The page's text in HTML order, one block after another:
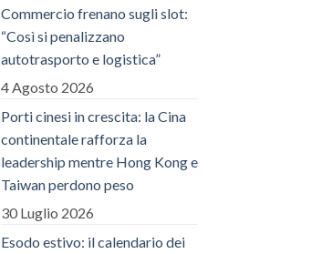
Commercio frenano sugli slot:
“Così si penalizzano
autotrasporto e logistica”
4 Agosto 2026
Porti cinesi in crescita: la Cina
continentale rafforza la
leadership mentre Hong Kong e
Taiwan perdono peso
30 Luglio 2026
Esodo estivo: il calendario dei